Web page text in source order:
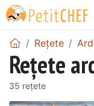
Rețete
Rețete
35 rețete